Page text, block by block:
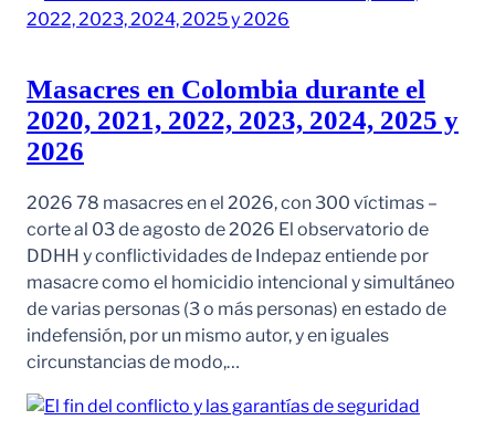
Masacres en Colombia durante el
2020, 2021, 2022, 2023, 2024, 2025 y
2026
2026 78 masacres en el 2026, con 300 víctimas –
corte al 03 de agosto de 2026 El observatorio de
DDHH y conflictividades de Indepaz entiende por
masacre como el homicidio intencional y simultáneo
de varias personas (3 o más personas) en estado de
indefensión, por un mismo autor, y en iguales
circunstancias de modo,…